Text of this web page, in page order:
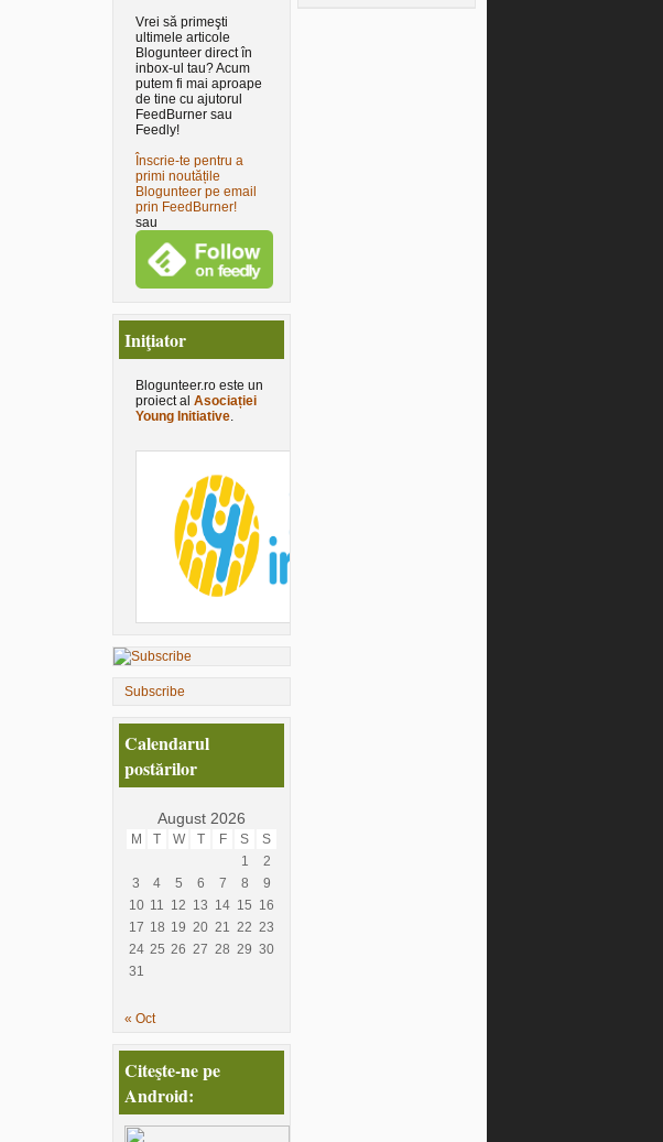
Vrei să primeşti
ultimele articole
Blogunteer direct în
inbox-ul tau? Acum
putem fi mai aproape
de tine cu ajutorul
FeedBurner sau
Feedly!
Înscrie-te pentru a
primi noutățile
Blogunteer pe email
prin FeedBurner!
sau
Iniţiator
Blogunteer.ro este un
proiect al Asociației
Young Initiative.
Subscribe
Calendarul
postărilor
August 2026
M T W T F S
S
1
2
3
4 5 6 7 8
9
10 11 12 13 14 15 16
17 18 19 20 21 22 23
24 25 26 27 28 29 30
31
« Oct
Citeşte-ne pe
Android: